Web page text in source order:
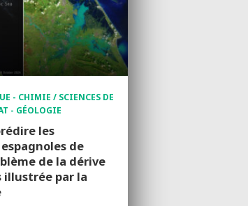
- CHIMIE / SCIENCES DE
- GÉOLOGIE
les
de
de la dérive
illustrée par la